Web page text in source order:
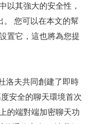
以其強大的安全性，
。 您可以在本文的幫
置它，這也將為您提
洛夫共同創建了即時
安全的聊天環境首次
的端對端加密聊天功